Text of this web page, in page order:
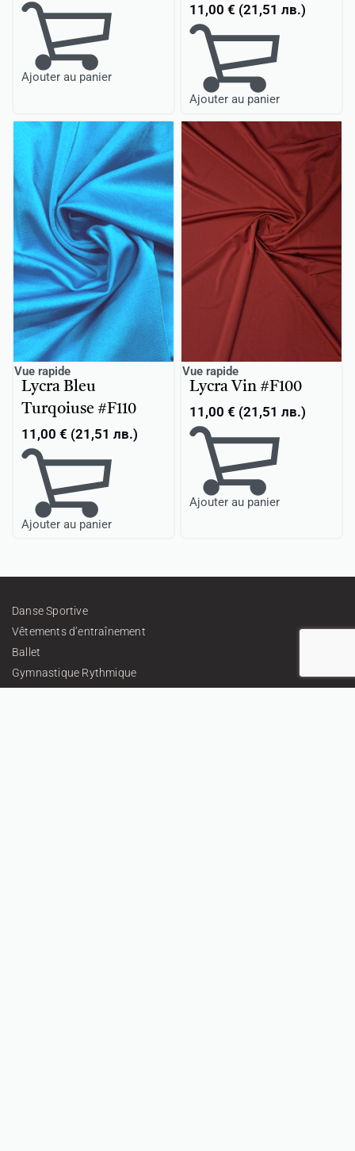
Ajouter au panier
11,00 € (21,51 лв.)
Ajouter au panier
Vue rapide
Lycra Bleu
Turqoiuse #F110
11,00 € (21,51 лв.)
Ajouter au panier
Vue rapide
Lycra Vin #F100
11,00 € (21,51 лв.)
Ajouter au panier
Danse Sportive
Vêtements d’entraînement
Ballet
Gymnastique Rythmique